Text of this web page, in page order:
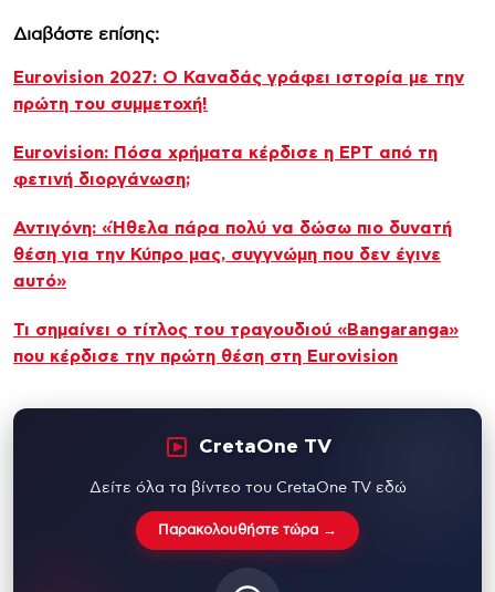
Διαβάστε επίσης:
Eurovision 2027: Ο Καναδάς γράφει ιστορία με την
πρώτη του συμμετοχή!
Eurovision: Πόσα χρήματα κέρδισε η ΕΡΤ από τη
φετινή διοργάνωση;
Αντιγόνη: «Ήθελα πάρα πολύ να δώσω πιο δυνατή
θέση για την Κύπρο μας, συγγνώμη που δεν έγινε
αυτό»
Τι σημαίνει ο τίτλος του τραγουδιού «Bangaranga»
που κέρδισε την πρώτη θέση στη Eurovision
CretaOne TV
Δείτε όλα τα βίντεο του CretaOne TV εδώ
Παρακολουθήστε τώρα →